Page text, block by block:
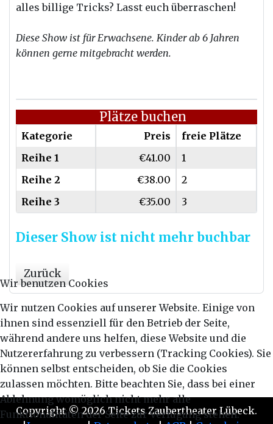
alles billige Tricks? Lasst euch überraschen!
Diese Show ist für Erwachsene. Kinder ab 6 Jahren
können gerne mitgebracht werden.
Plätze buchen
Kategorie Preis
freie Plätze
Reihe 1
€41.00
1
Reihe 2
€38.00
2
Reihe 3
€35.00 3
Dieser Show ist nicht mehr buchbar
Zurück
Copyright © 2026 Tickets Zaubertheater Lübeck.
Wir benutzen Cookies
Wir nutzen Cookies auf unserer Website. Einige von
ihnen sind essenziell für den Betrieb der Seite,
während andere uns helfen, diese Website und die
Nutzererfahrung zu verbessern (Tracking Cookies). Sie
können selbst entscheiden, ob Sie die Cookies
zulassen möchten. Bitte beachten Sie, dass bei einer
Ablehnung womöglich nicht mehr alle
Funktionalitäten der Seite zur Verfügung stehen.